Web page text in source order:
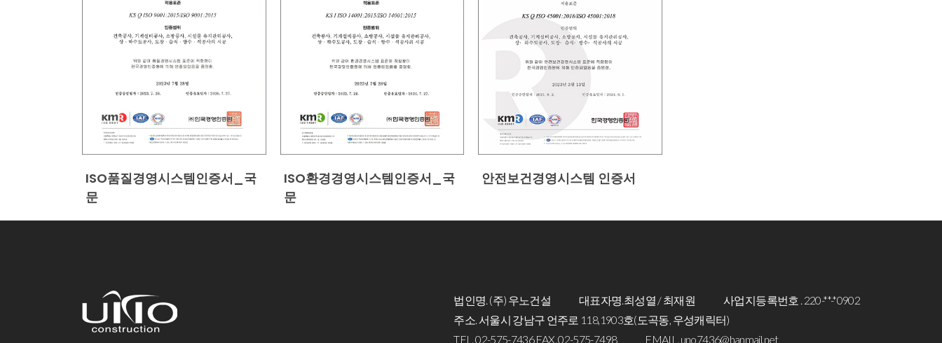
ISO품질경영시스템인증서_국
문
ISO환경경영시스템인증서_국
문
안전보건경영시스템 인증서
법인명. (주) 우노건설 대표자명.최성열 / 최재원
사업지등록번호 . 220-**-*0902
주소. 서울시 강남구 언주로 118,1903호(도곡동, 우성캐릭터)
TEL. 02-575-7436 FAX. 02-575-7498
EMAIL. uno7436@hanmail.net